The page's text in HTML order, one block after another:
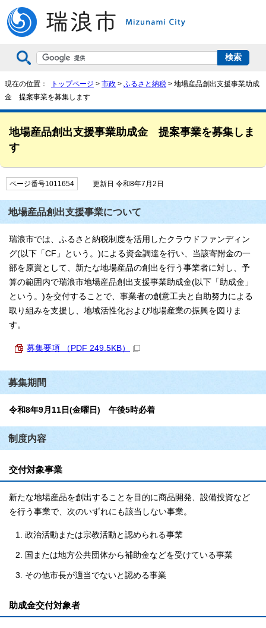
現在の位置： トップページ > 市政 > ふるさと納税 > 地場産品創出支援事業助成
金 提案事業を募集します
地場産品創出支援事業助成金 提案事業を募集しま
す
ページ番号1011654 更新日 令和8年7月2日
地場産品創出支援事業について
瑞浪市では、ふるさと納税制度を活用したクラウドファンディン
グ(以下「CF」という。)による資金調達を行い、当該寄附金の一
部を原資として、新たな地場産品の創出を行う事業者に対し、予
算の範囲内で瑞浪市地場産品創出支援事業助成金(以下「助成金」
という。)を交付することで、事業者の創意工夫と自助努力による
取り組みを支援し、地域活性化および地場産業の振興を図りま
す。
募集要項 （PDF 249.5KB）
募集期間
令和8年9月11日(金曜日) 午後5時必着
制度内容
交付対象事業
新たな地場産品を創出することを目的に商品開発、設備投資など
を行う事業で、次のいずれにも該当しない事業。
政治活動または宗教活動と認められる事業
国または地方公共団体から補助金などを受けている事業
その他市長が適当でないと認める事業
助成金交付対象者